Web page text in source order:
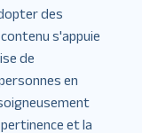
des
s'appuie
de
en
et la